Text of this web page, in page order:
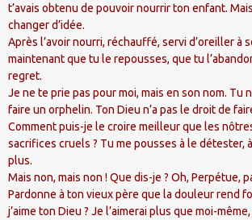
t’avais obtenu de pouvoir nourrir ton enfant.
changer d’idée.
Après l’avoir nourri, réchauffé, servi d’oreiller à
maintenant que tu le repousses, que tu
regret.
Je ne te prie pas pour moi, mais en son nom. Tu
faire un orphelin. Ton Dieu n’a pas le droit de
Comment puis-je le croire meilleur que les
sacrifices cruels ? Tu me pousses à le détester,
plus.
Mais non, mais non ! Que dis-je ? Oh, Perpétue,
Pardonne à ton vieux père que la douleur rend
j’aime ton Dieu ? Je l’aimerai plus que moi-